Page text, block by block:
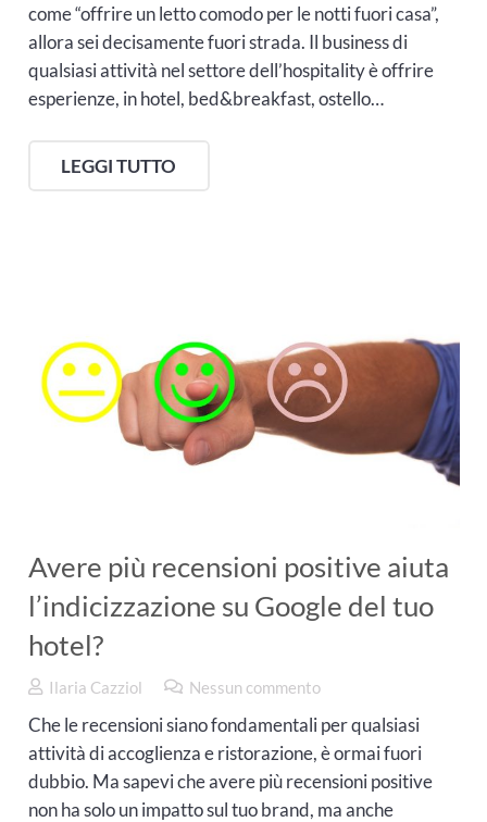
come “offrire un letto comodo per le notti fuori casa”,
allora sei decisamente fuori strada. Il business di
qualsiasi attività nel settore dell’hospitality è offrire
esperienze, in hotel, bed&breakfast, ostello…
LEGGI TUTTO
Avere più recensioni positive aiuta
l’indicizzazione su Google del tuo
hotel?
Ilaria Cazziol Nessun commento
Che le recensioni siano fondamentali per qualsiasi
attività di accoglienza e ristorazione, è ormai fuori
dubbio. Ma sapevi che avere più recensioni positive
non ha solo un impatto sul tuo brand, ma anche